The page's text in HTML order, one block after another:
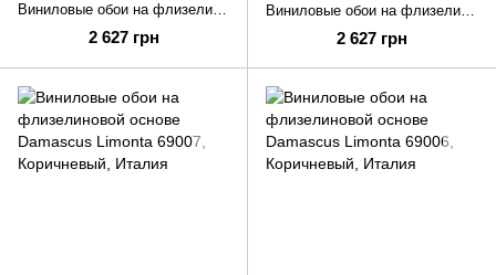
Виниловые обои на флизелиновой основе Damascus Limonta 69021
2 627 грн
Виниловые обои на флизелиновой основе Damascus Limonta 69016
2 627 грн